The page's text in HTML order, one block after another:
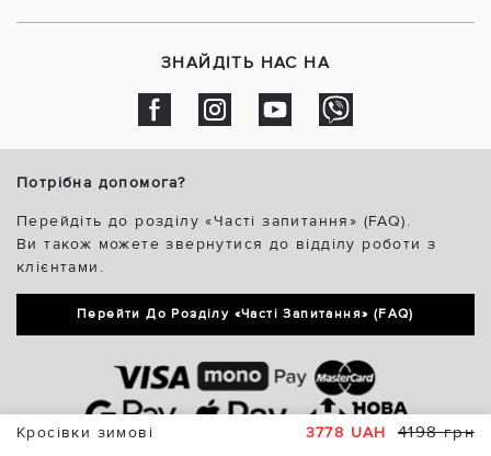
Кросівки зимові 3778 UAH 4198 грн
ЗНАЙДІТЬ НАС НА
Потрібна допомога?
Перейдіть до розділу «Часті запитання» (FAQ).
Ви також можете звернутися до відділу роботи з
клієнтами.
Перейти До Розділу «Часті Запитання» (FAQ)